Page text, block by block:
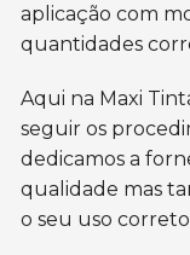
aplicação com
quantidades
Aqui na Maxi
seguir os
dedicamos a
qualidade mas
o seu uso